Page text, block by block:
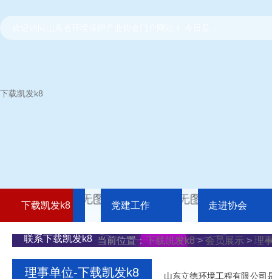
下载凯发k8
下载凯发k8 党建工作 走进协会
联系下载凯发k8 当前位置： 下载凯发k8>会员展示 > 理
理事单位-下载凯发k8
山东立德环境工程有限公司